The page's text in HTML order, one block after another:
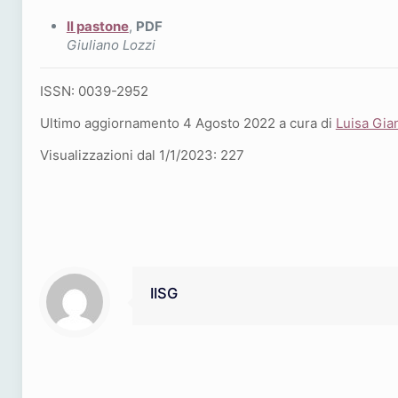
Il pastone, PDF
Giuliano Lozzi
ISSN: 0039-2952
Ultimo aggiornamento 4 Agosto 2022 a cura di Luisa
Visualizzazioni dal 1/1/2023: 227
IISG